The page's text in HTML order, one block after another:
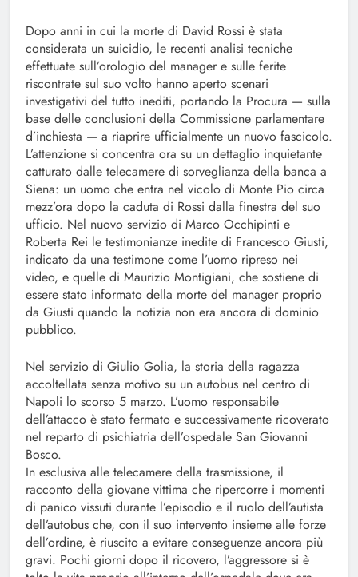
Dopo anni in cui la morte di David Rossi è stata
considerata un suicidio, le recenti analisi tecniche
effettuate sull’orologio del manager e sulle ferite
riscontrate sul suo volto hanno aperto scenari
investigativi del tutto inediti, portando la Procura — sulla
base delle conclusioni della Commissione parlamentare
d’inchiesta — a riaprire ufficialmente un nuovo fascicolo.
L’attenzione si concentra ora su un dettaglio inquietante
catturato dalle telecamere di sorveglianza della banca a
Siena: un uomo che entra nel vicolo di Monte Pio circa
mezz’ora dopo la caduta di Rossi dalla finestra del suo
ufficio. Nel nuovo servizio di Marco Occhipinti e
Roberta Rei le testimonianze inedite di Francesco Giusti,
indicato da una testimone come l’uomo ripreso nei
video, e quelle di Maurizio Montigiani, che sostiene di
essere stato informato della morte del manager proprio
da Giusti quando la notizia non era ancora di dominio
pubblico.
Nel servizio di Giulio Golia, la storia della ragazza
accoltellata senza motivo su un autobus nel centro di
Napoli lo scorso 5 marzo. L’uomo responsabile
dell’attacco è stato fermato e successivamente ricoverato
nel reparto di psichiatria dell’ospedale San Giovanni
Bosco.
In esclusiva alle telecamere della trasmissione, il
racconto della giovane vittima che ripercorre i momenti
di panico vissuti durante l’episodio e il ruolo dell’autista
dell’autobus che, con il suo intervento insieme alle forze
dell’ordine, è riuscito a evitare conseguenze ancora più
gravi. Pochi giorni dopo il ricovero, l’aggressore si è